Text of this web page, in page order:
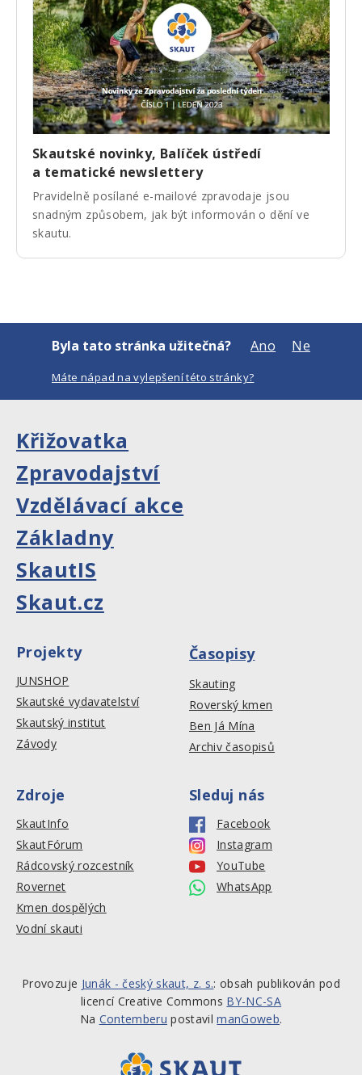
Skautské novinky, Balíček ústředí
a tematické newslettery
Pravidelně posílané e-mailové zpravodaje jsou
snadným způsobem, jak být informován o dění ve
skautu.
Byla tato stránka užitečná? Ano Ne
Máte nápad na vylepšení této stránky?
Křižovatka
Zpravodajství
Vzdělávací akce
Základny
SkautIS
Skaut.cz
Projekty
JUNSHOP
Skautské vydavatelství
Skautský institut
Závody
Časopisy
Skauting
Roverský kmen
Ben Já Mína
Archiv časopisů
Zdroje
SkautInfo
SkautFórum
Rádcovský rozcestník
Rovernet
Kmen dospělých
Vodní skauti
Sleduj nás
Facebook
Instagram
YouTube
WhatsApp
Provozuje Junák - český skaut, z. s.: obsah publikován pod
licencí Creative Commons BY-NC-SA
Na Contemberu postavilmanGoweb.